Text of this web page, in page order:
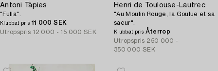
Antoni Tàpies
"Fulla".
Klubbat pris 11 000 SEK
Utropspris 12 000 - 15 000 SEK
Henri de Toulouse-Lautrec
"Au Moulin Rouge, la Goulue et sa
saeur".
Klubbat pris Återrop
Utropspris 250 000 -
350 000 SEK